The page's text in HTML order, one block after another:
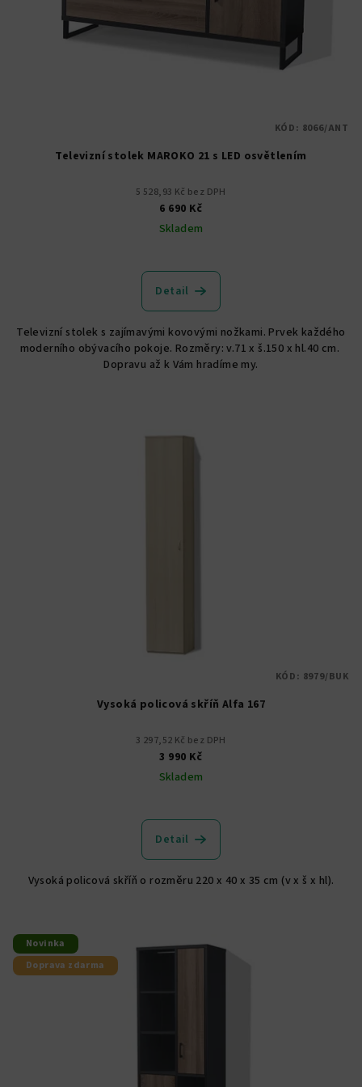
Televizní stolek MAROKO 21 s LED osvětlením
5 528,93 Kč bez DPH
6 690 Kč
Skladem
Detail
Televizní stolek s zajímavými kovovými nožkami. Prvek každého
moderního obývacího pokoje. Rozměry: v.71 x š.150 x hl.40 cm.
Dopravu až k Vám hradíme my.
KÓD: 8066/ANT
Vysoká policová skříň Alfa 167
3 297,52 Kč bez DPH
3 990 Kč
Skladem
hodnocení
produktu
z
Detail
Vysoká policová skříň o rozměru 220 x 40 x 35 cm (v x š x hl).
KÓD: 8979/BUK
Novinka
Doprava zdarma